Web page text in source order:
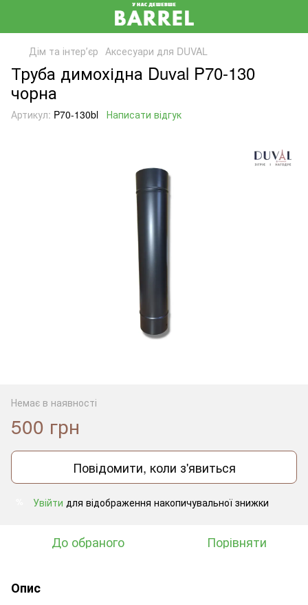
Дім та інтерʼєр Аксесуари для DUVAL
Труба димохідна Duval P70-130
чорна
Артикул: P70-130bl Написати відгук
Немає в наявності
500 грн
Повідомити, коли з'явиться
Увійти для відображення накопичувальної знижки
До обраного Порівняти
Опис